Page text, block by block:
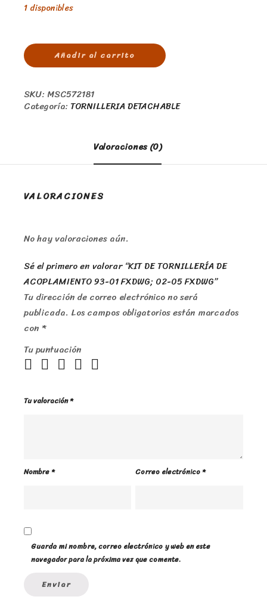
1 disponibles
Añadir al carrito
SKU: MSC572181
Categoría: TORNILLERIA DETACHABLE
Valoraciones (0)
VALORACIONES
No hay valoraciones aún.
Sé el primero en valorar “KIT DE TORNILLERÍA DE
ACOPLAMIENTO 93-01 FXDWG; 02-05 FXDWG”
Tu dirección de correo electrónico no será
publicada. Los campos obligatorios están marcados
con *
Tu puntuación
Tu valoración*
Nombre* Correo electrónico*
Guarda mi nombre, correo electrónico y web en este
navegador para la próxima vez que comente.